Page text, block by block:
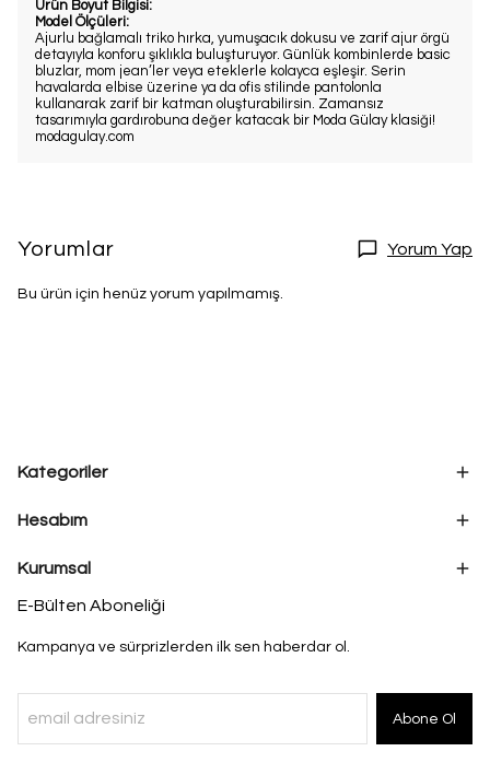
Ürün Boyut Bilgisi:
Model Ölçüleri:
Ajurlu bağlamalı triko hırka, yumuşacık dokusu ve zarif ajur örgü
detayıyla konforu şıklıkla buluşturuyor. Günlük kombinlerde basic
bluzlar, mom jean’ler veya eteklerle kolayca eşleşir. Serin
havalarda elbise üzerine ya da ofis stilinde pantolonla
kullanarak zarif bir katman oluşturabilirsin. Zamansız
tasarımıyla gardırobuna değer katacak bir Moda Gülay klasiği!
modagulay.com
Yorumlar Yorum Yap
Bu ürün için henüz yorum yapılmamış.
Kategoriler
Hesabım
Kurumsal
E-Bülten Aboneliği
Kampanya ve sürprizlerden ilk sen haberdar ol.
Abone Ol